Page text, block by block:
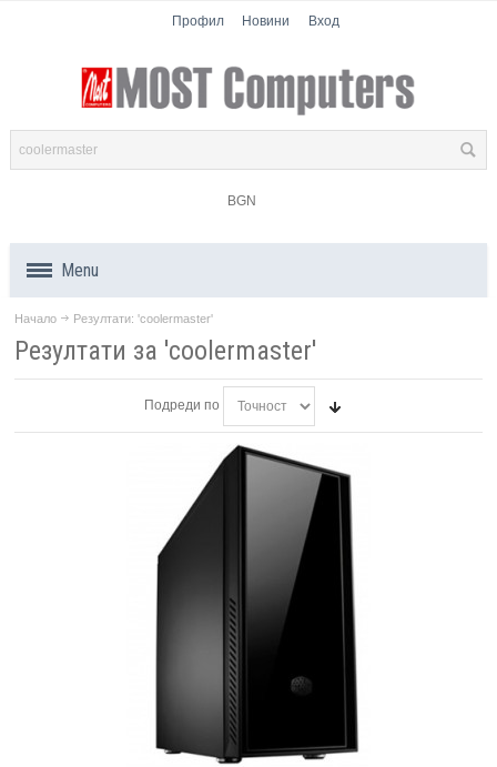
Профил Новини Вход
BGN
Menu
Продукти
Компоненти
Лаптопи
Начало Резултати: 'coolermaster'
Резултати за 'coolermaster'
Подреди по